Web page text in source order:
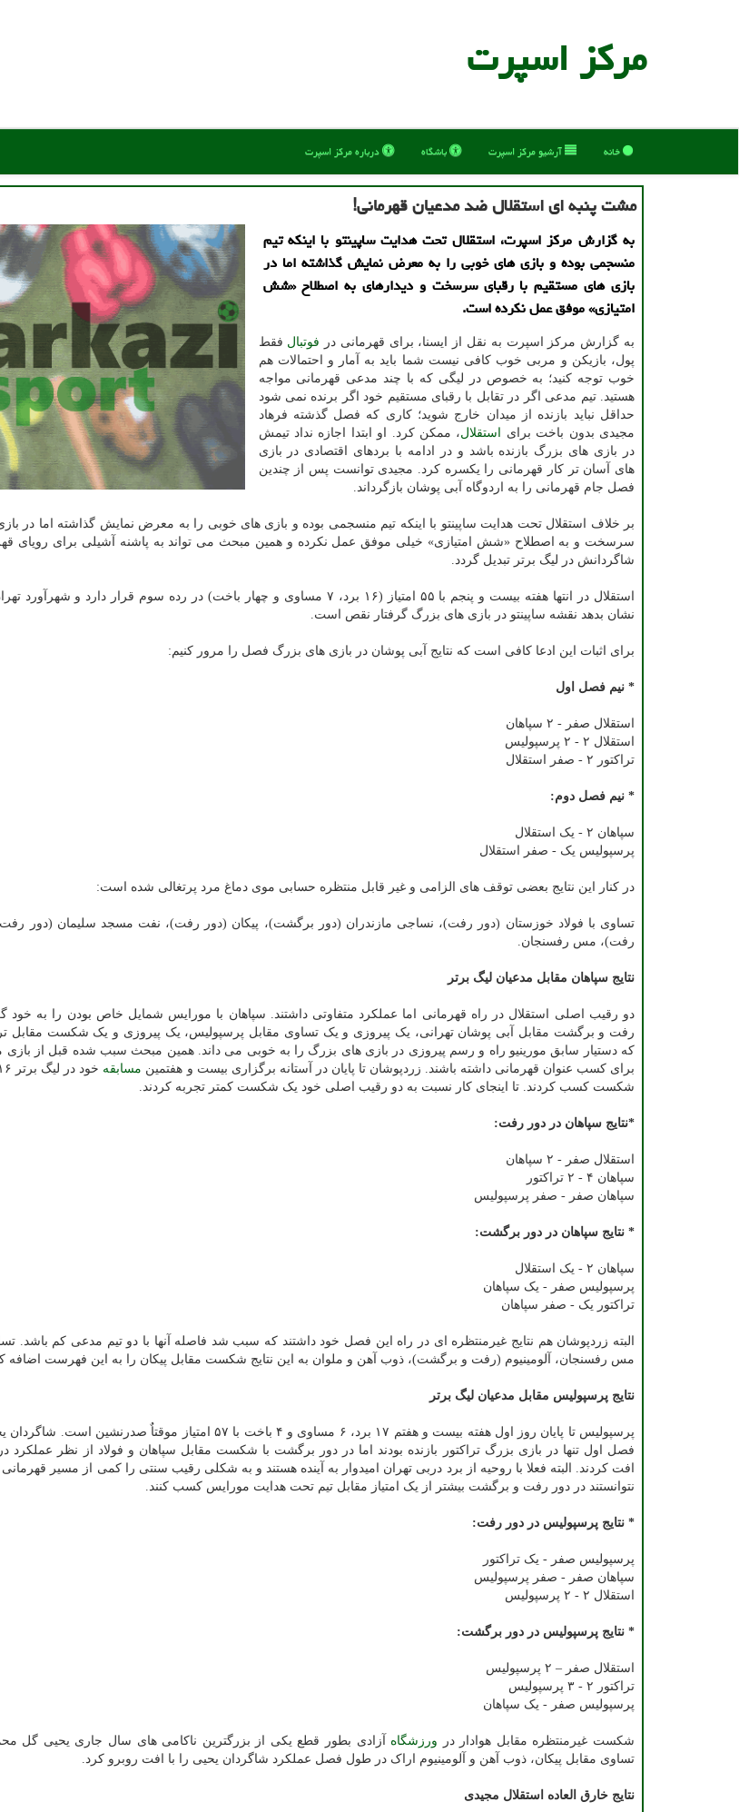
مركز اسپرت
خانه آرشیو مركز اسپرت باشگاه درباره مركز اسپرت
مشت پنبه ای استقلال ضد مدعیان قهرمانی!
به گزارش مرکز اسپرت، استقلال تحت هدایت ساپینتو با اینکه تیم
منسجمی بوده و بازی های خوبی را به معرض نمایش گذاشته اما در
بازی های مستقیم با رقبای سرسخت و دیدارهای به اصطلاح «شش
امتیازی» موفق عمل نکرده است.
به گزارش مرکز اسپرت به نقل از ایسنا، برای قهرمانی در فوتبال فقط
پول، بازیکن و مربی خوب کافی نیست شما باید به آمار و احتمالات هم
خوب توجه کنید؛ به خصوص در لیگی که با چند مدعی قهرمانی مواجه
هستید. تیم مدعی اگر در تقابل با رقبای مستقیم خود اگر برنده نمی شود
حداقل نباید بازنده از میدان خارج شوید؛ کاری که فصل گذشته فرهاد
مجیدی بدون باخت برای
استقلال، ممکن کرد. او ابتدا اجازه نداد تیمش
در بازی های بزرگ بازنده باشد و در ادامه با بردهای اقتصادی در بازی
های آسان تر کار قهرمانی را یکسره کرد. مجیدی توانست پس از چندین
فصل جام قهرمانی را به اردوگاه آبی پوشان بازگرداند.
بر خلاف استقلال تحت هدایت ساپینتو با اینکه تیم منسجمی بوده و بازی های خوبی را به معرض نمایش گذاشته اما در
سرسخت و به اصطلاح «شش امتیازی» خیلی موفق عمل نکرده و همین مبحث می تواند به پاشنه آشیلی برای رویای
شاگردانش در لیگ برتر تبدیل گردد.
استقلال در انتها هفته بیست و پنجم با ۵۵ امتیاز (۱۶ برد، ۷ مساوی و چهار باخت) در رده سوم قرار
نشان بدهد نقشه ساپینتو در بازی های بزرگ گرفتار نقص است.
برای اثبات این ادعا کافی است که نتایج آبی پوشان در بازی های بزرگ فصل را مرور کنیم:
* نیم فصل اول
استقلال صفر - ۲ سپاهان
استقلال ۲ - ۲ پرسپولیس
تراکتور ۲ - صفر استقلال
* نیم فصل دوم:
سپاهان ۲ - یک استقلال
پرسپولیس یک - صفر استقلال
در کنار این نتایج بعضی توقف های الزامی و غیر قابل منتظره حسابی موی دماغ مرد پرتغالی شده است:
تساوی با فولاد خوزستان (دور رفت)، نساجی مازندران (دور برگشت)، پیکان (دور رفت)، نفت مسجد سلیمان (دور رفت)،
رفت)، مس رفسنجان.
نتایج سپاهان مقابل مدعیان لیگ برتر
دو رقیب اصلی استقلال در راه قهرمانی اما عملکرد متفاوتی داشتند. سپاهان با مورایس شمایل خاص بودن را به خود
رفت و برگشت مقابل آبی پوشان تهرانی، یک پیروزی و یک تساوی مقابل پرسپولیس، یک پیروزی و یک شکست مقابل
که دستیار سابق مورینیو راه و رسم پیروزی در بازی های بزرگ را به خوبی می داند. همین مبحث سبب شده قبل از بازی
برای کسب عنوان قهرمانی داشته باشند. زردپوشان تا پایان در آستانه برگزاری بیست و هفتمین مسابقه
شکست کسب کردند. تا اینجای کار نسبت به دو رقیب اصلی خود یک شکست کمتر تجربه کردند.
*نتایج سپاهان در دور رفت:
استقلال صفر - ۲ سپاهان
سپاهان ۴ - ۲ تراکتور
سپاهان صفر - صفر پرسپولیس
* نتایج سپاهان در دور برگشت:
سپاهان ۲ - یک استقلال
پرسپولیس صفر - یک سپاهان
تراکتور یک - صفر سپاهان
البته زردپوشان هم نتایج غیرمنتظره ای در راه این فصل خود داشتند که سبب شد فاصله آنها با دو تیم مدعی کم باشد.
مس رفسنجان، آلومینیوم (رفت و برگشت)، ذوب آهن و ملوان به این نتایج شکست مقابل پیکان را به این فهرست اضافه
نتایج پرسپولیس مقابل مدعیان لیگ برتر
پرسپولیس تا پایان روز اول هفته بیست و هفتم ۱۷ برد، ۶ مساوی و ۴ باخت با ۵۷ امتیاز
فصل اول تنها در بازی بزرگ تراکتور بازنده بودند اما در دور برگشت با شکست مقابل سپاهان و فولاد از نظر
افت کردند. البته فعلا با روحیه از برد دربی تهران امیدوار به آینده هستند و به شکلی رقیب سنتی را کمی از مسیر
نتوانستند در دور رفت و برگشت بیشتر از یک امتیاز مقابل تیم تحت هدایت مورایس کسب کنند.
* نتایج پرسپولیس در دور رفت:
پرسپولیس صفر - یک تراکتور
سپاهان صفر - صفر پرسپولیس
استقلال ۲ - ۲ پرسپولیس
* نتایج پرسپولیس در دور برگشت:
استقلال صفر – ۲ پرسپولیس
تراکتور ۲ - ۳ پرسپولیس
پرسپولیس صفر - یک سپاهان
شکست غیرمنتظره مقابل هوادار در ورزشگاه آزادی بطور قطع یکی از بزرگترین ناکامی های سال جاری یحیی گل
تساوی مقابل پیکان، ذوب آهن و آلومینیوم اراک در طول فصل عملکرد شاگردان یحیی را با افت روبرو کرد.
نتایج خارق العاده استقلال مجیدی